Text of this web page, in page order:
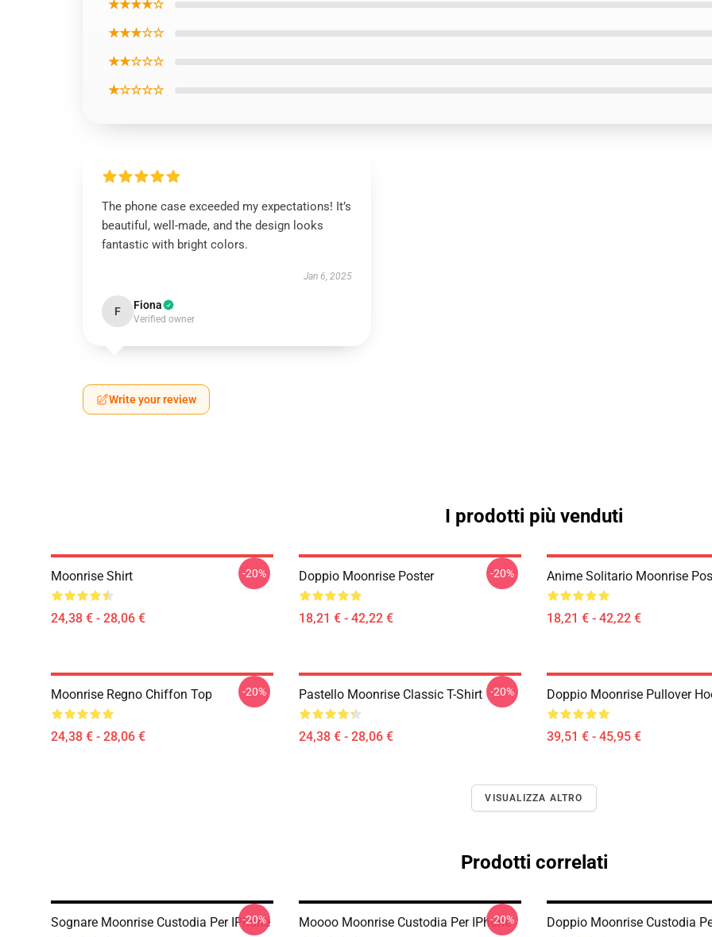
★★★★☆
★★★☆☆
★★☆☆☆
★☆☆☆☆
The phone case exceeded my expectations! It’s
beautiful, well-made, and the design looks
fantastic with bright colors.
Jan 6, 2025
F Fiona
Verified owner
Write your review
I prodotti più venduti
Moonrise Shirt
24,38 € - 28,06 €
-20% Doppio Moonrise Poster
18,21 € - 42,22 €
-20% Anime Solitario Moonrise
18,21 € - 42,22 €
Moonrise Regno Chiffon Top
24,38 € - 28,06 €
-20% Pastello Moonrise Classic T-Shirt
24,38 € - 28,06 €
-20% Doppio Moonrise Pullover
39,51 € - 45,95 €
VISUALIZZA ALTRO
Prodotti correlati
Sognare Moonrise Custodia Per IPhone
-20% Moooo Moonrise Custodia Per IPhone
-20% Doppio Moonrise Custodia